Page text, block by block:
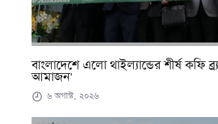
বাংলাদেশে এলো থাইল্যান্ডের শীর্ষ কফি
আমাজন'
৬ অগাস্ট, ২০২৬